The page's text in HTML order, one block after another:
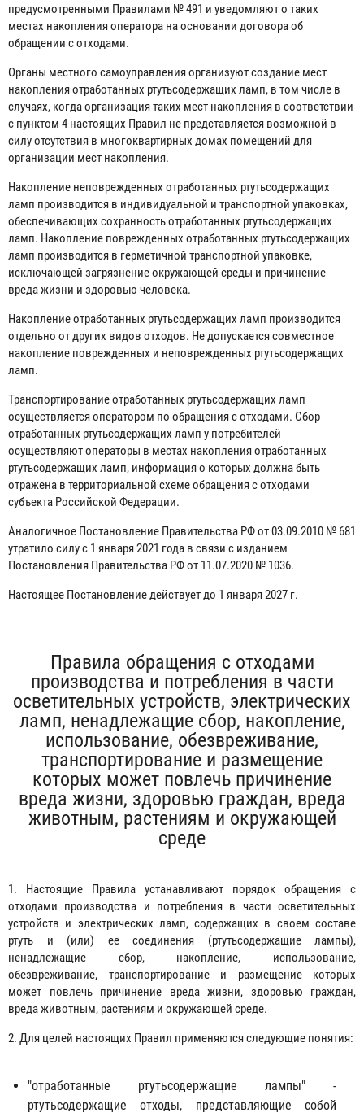
предусмотренными Правилами № 491 и уведомляют о таких
местах накопления оператора на основании договора об
обращении с отходами.
Органы местного самоуправления организуют создание мест
накопления отработанных ртутьсодержащих ламп, в том числе в
случаях, когда организация таких мест накопления в соответствии
с пунктом 4 настоящих Правил не представляется возможной в
силу отсутствия в многоквартирных домах помещений для
организации мест накопления.
Накопление неповрежденных отработанных ртутьсодержащих
ламп производится в индивидуальной и транспортной упаковках,
обеспечивающих сохранность отработанных ртутьсодержащих
ламп. Накопление поврежденных отработанных ртутьсодержащих
ламп производится в герметичной транспортной упаковке,
исключающей загрязнение окружающей среды и причинение
вреда жизни и здоровью человека.
Накопление отработанных ртутьсодержащих ламп производится
отдельно от других видов отходов. Не допускается совместное
накопление поврежденных и неповрежденных ртутьсодержащих
ламп.
Транспортирование отработанных ртутьсодержащих ламп
осуществляется оператором по обращения с отходами. Сбор
отработанных ртутьсодержащих ламп у потребителей
осуществляют операторы в местах накопления отработанных
ртутьсодержащих ламп, информация о которых должна быть
отражена в территориальной схеме обращения с отходами
субъекта Российской Федерации.
Аналогичное Постановление Правительства РФ от 03.09.2010 № 681
утратило силу с 1 января 2021 года в связи с изданием
Постановления Правительства РФ от 11.07.2020 № 1036.
Настоящее Постановление действует до 1 января 2027 г.
Правила обращения с отходами
производства и потребления в части
осветительных устройств, электрических
ламп, ненадлежащие сбор, накопление,
использование, обезвреживание,
транспортирование и размещение
которых может повлечь причинение
вреда жизни, здоровью граждан, вреда
животным, растениям и окружающей
среде
1. Настоящие Правила устанавливают порядок обращения с
отходами производства и потребления в части осветительных
устройств и электрических ламп, содержащих в своем составе
ртуть и (или) ее соединения (ртутьсодержащие лампы),
ненадлежащие сбор, накопление, использование,
обезвреживание, транспортирование и размещение которых
может повлечь причинение вреда жизни, здоровью граждан,
вреда животным, растениям и окружающей среде.
2. Для целей настоящих Правил применяются следующие понятия:
"отработанные ртутьсодержащие лампы" -
ртутьсодержащие отходы, представляющие собой